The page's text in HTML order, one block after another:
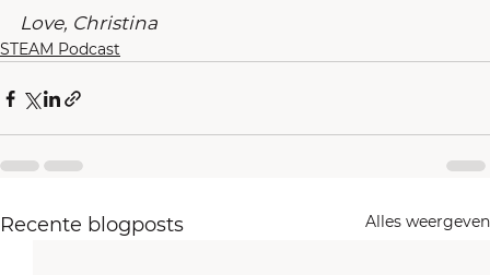
Love, Christina
STEAM Podcast
Recente blogposts Alles weergeven